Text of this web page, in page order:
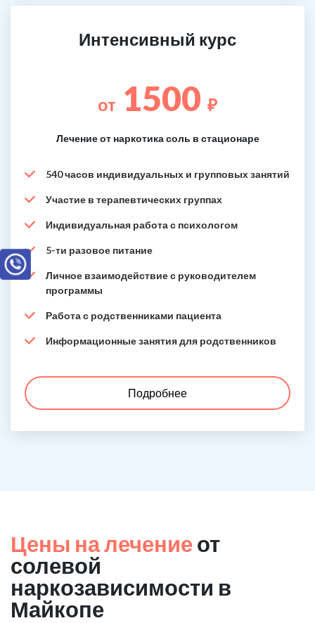
Интенсивный курс
от 1500 ₽
Лечение от наркотика соль в стационаре
540 часов индивидуальных и групповых занятий
Участие в терапевтических группах
Индивидуальная работа с психологом
5-ти разовое питание
Личное взаимодействие с руководителем
программы
Работа с родственниками пациента
Информационные занятия для родственников
Подробнее
Цены на лечение от
солевой
наркозависимости в
Майкопе